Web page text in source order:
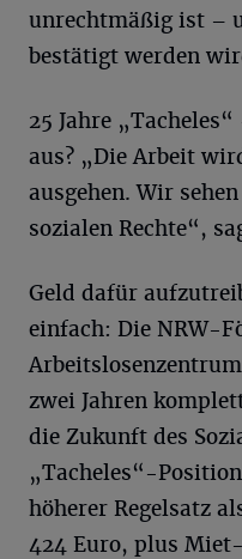
unrechtmäßig ist –
bestätigt werden
25 Jahre
aus? „Die Arbeit
ausgehen. Wir
sozialen Rechte“,
Geld dafür
einfach: Die NRW-
zwei Jahren
die Zukunft des
„Tacheles“-
höherer Regelsatz
424 Euro, plus